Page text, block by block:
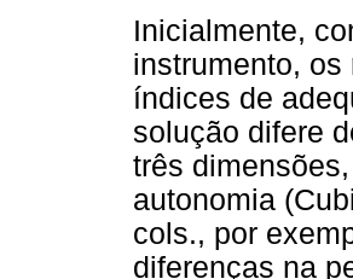
Inicialmente,
instrumento,
índices de
solução difere
três
autonomia
cols., por
diferenças na